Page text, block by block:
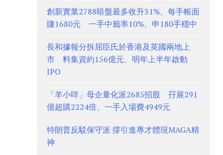
創新實業2788暗盤最多收升31%、每手帳面
賺1680元 一手中籤率10%、申180手穩中
長和據報分拆屈臣氏於香港及英國兩地上
市 料集資約156億元、明年上半年啟動
IPO
「羊小咩」母企量化派2685招股 孖展291
億超購2224倍、一手入場費4949元
特朗普反駁保守派 撐引進專才體現MAGA精
神